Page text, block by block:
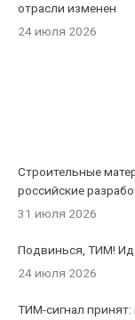
отрасли изменен
24 июля 2026
Строительные
российские
31 июля 2026
Подвинься, ТИМ!
24 июля 2026
ТИМ-сигнал принят: